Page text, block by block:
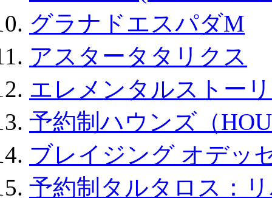
グラナドエスパダM
アスタータタリクス
エレメンタルストー
予約制ハウンズ（
ブレイジング オデッ
予約制タルタロス：